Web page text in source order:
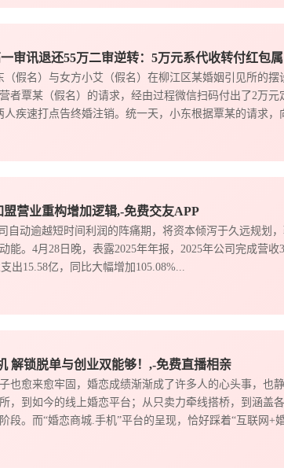
审讯退还55万二审逆转：5万元系代收转付红包属
（假名）与女方小艾（假名）在柳江区某婚姻引见所的摆
者覃某（假名）的请求，经由过程微信扫码付出了2万元
疾速打点告终婚注销。统一天，小东根据覃某的请求，
营业重构增加逻辑,-免费交友APP
自动逾越短时间利润的阵痛期，将资本倾泻于久远规划
能。4月28日晚，表露2025年年报，2025年公司完成营收
出15.58亿，同比大幅增加105.08%...
解锁脱单与创业双能够！,-免费直播相亲
也愈来愈牢固，婚恋成绩渐渐成了许多人的心头事，也
，到如今的线上婚恋平台；从只卖力牵线搭桥，到涵盖
段。而“婚恋商城.手机”平台的呈现，恰好踩着“互联网+